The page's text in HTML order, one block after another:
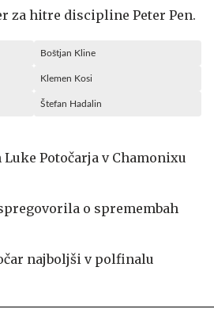
za hitre discipline Peter Pen.
Boštjan Kline
Klemen Kosi
Štefan Hadalin
Potočarja v Chamonixu
o spremembah
najboljši v polfinalu